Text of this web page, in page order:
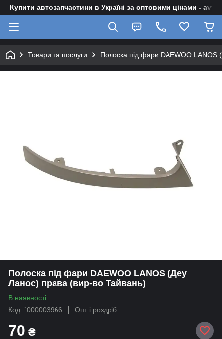
Купити автозапчастини в Україні за оптовими цінами -
Товари та послуги Полоска під фари DAEWOO LANOS
Полоска під фари DAEWOO LANOS (Деу
Ланос) права (вир-во Тайвань)
В наявності
Код: `000003966
Опт і роздріб
70 ₴